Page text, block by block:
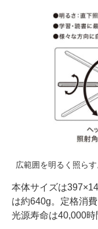
広範囲を明るく照ら
本体サイズは
は約640g。定格消
光源寿命は40,000時